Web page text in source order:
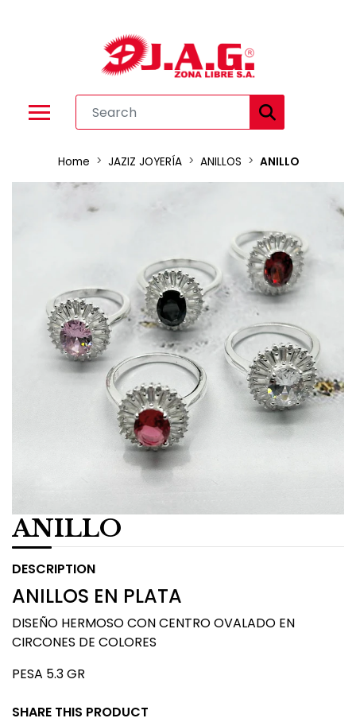
Home JAZIZ JOYERÍA ANILLOS ANILLO
ANILLO
DESCRIPTION
ANILLOS EN PLATA
DISEÑO HERMOSO CON CENTRO OVALADO EN
CIRCONES DE COLORES
PESA 5.3 GR
SHARE THIS PRODUCT